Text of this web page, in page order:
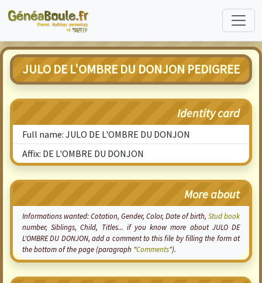
JULO DE L'OMBRE DU DONJON PEDIGREE
Identity card
Full name: JULO DE L'OMBRE DU DONJON
Affix: DE L'OMBRE DU DONJON
More about
Informations wanted:Cotation, Gender, Color, Date of birth, Stud book
number, Siblings, Child, Titles... if you know more about JULO DE
L'OMBRE DU DONJON, add a comment to this file by filling the form at
the bottom of the page (paragraph "Comments").